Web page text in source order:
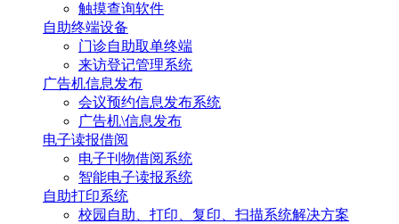
触摸查询软件
自助终端设备
门诊自助取单终端
来访登记管理系统
广告机信息发布
会议预约信息发布系统
广告机\信息发布
电子读报借阅
电子刊物借阅系统
智能电子读报系统
自助打印系统
校园自助、打印、复印、扫描系统解决方案